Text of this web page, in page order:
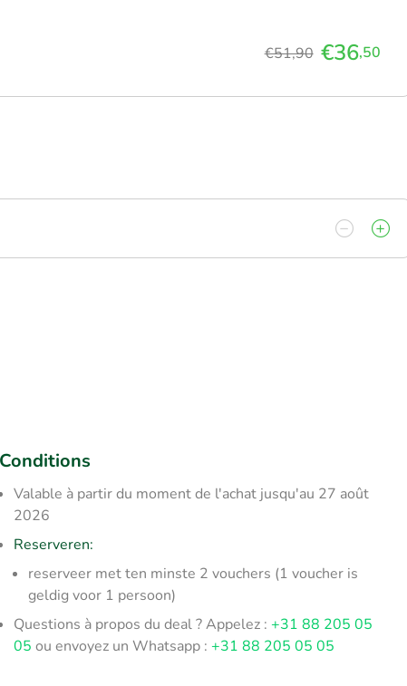
€51,90 €36,50
Conditions
Valable à partir du moment de l'achat jusqu'au 27 août
2026
Reserveren:
reserveer met ten minste 2 vouchers (1 voucher is
geldig voor 1 persoon)
Questions à propos du deal ? Appelez :+31 88 205 05
05 ou envoyez un Whatsapp :+31 88 205 05 05